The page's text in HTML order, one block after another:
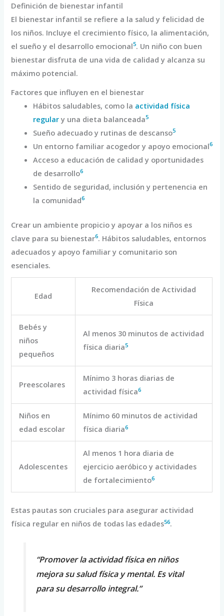
Definición de bienestar infantil
El bienestar infantil se refiere a la salud y felicidad de
los niños. Incluye el crecimiento físico, la alimentación,
el sueño y el desarrollo emocional5. Un niño con buen
bienestar disfruta de una vida de calidad y alcanza su
máximo potencial.
Factores que influyen en el bienestar
Hábitos saludables, como la actividad física
regular y una dieta balanceada5
Sueño adecuado y rutinas de descanso5
Un entorno familiar acogedor y apoyo emocional6
Acceso a educación de calidad y oportunidades
de desarrollo6
Sentido de seguridad, inclusión y pertenencia en
la comunidad6
Crear un ambiente propicio y apoyar a los niños es
clave para su bienestar6. Hábitos saludables, entornos
adecuados y apoyo familiar y comunitario son
esenciales.
Edad
Recomendación de Actividad
Física
Bebés y
niños
pequeños
Al menos 30 minutos de actividad
física diaria5
Preescolares
Mínimo 3 horas diarias de
actividad física6
Niños en
edad escolar
Mínimo 60 minutos de actividad
física diaria6
Adolescentes
Al menos 1 hora diaria de
ejercicio aeróbico y actividades
de fortalecimiento6
Estas pautas son cruciales para asegurar actividad
física regular en niños de todas las edades56.
“Promover la actividad física en niños
mejora su salud física y mental. Es vital
para su desarrollo integral.”